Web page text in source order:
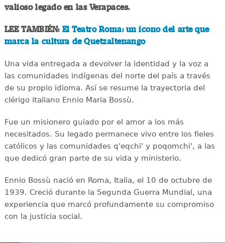
valioso legado en las Verapaces.
LEE TAMBIÉN: El Teatro Roma: un ícono del arte que
marca la cultura de Quetzaltenango
Una vida entregada a devolver la identidad y la voz a
las comunidades indígenas del norte del país a través
de su propio idioma. Así se resume la trayectoria del
clérigo italiano Ennio Maria Bossù.
Fue un misionero guiado por el amor a los más
necesitados. Su legado permanece vivo entre los fieles
católicos y las comunidades q'eqchi' y poqomchi', a las
que dedicó gran parte de su vida y ministerio.
Ennio Bossù nació en Roma, Italia, el 10 de octubre de
1939. Creció durante la Segunda Guerra Mundial, una
experiencia que marcó profundamente su compromiso
con la justicia social.